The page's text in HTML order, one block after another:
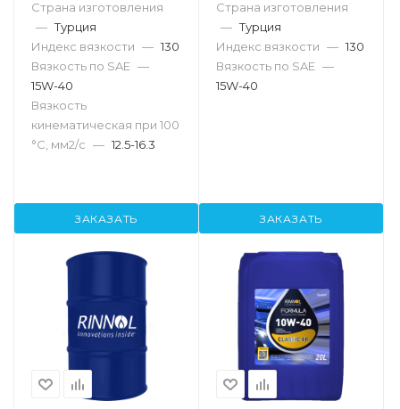
Страна изготовления
— Турция
Индекс вязкости — 130
Вязкость по SAE —
15W-40
Вязкость
кинематическая при 100
°С, мм2/с — 12.5-16.3
ЗАКАЗАТЬ
Страна изготовления
— Турция
Индекс вязкости — 130
Вязкость по SAE —
15W-40
ЗАКАЗАТЬ